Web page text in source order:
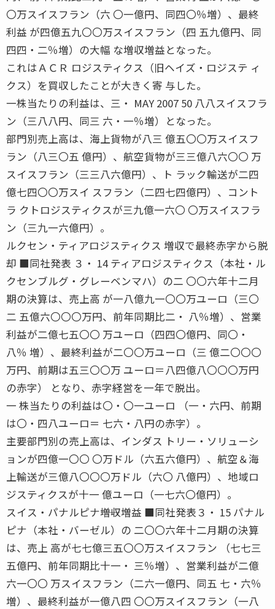
〇万スイスフラン（六 〇一億円、同四〇％増）、最終
利益 が四億五九〇〇万スイスフラン（四 五九億円、同
四四・二％増）の大幅 な増収増益となった。
これはＡＣＲ ロジスティクス（旧ヘイズ・ロジステ ィ
クス）を買収したことが大きく寄 与した。
一株当たりの利益は、三・ MAY 2007 50 八八スイスフラ
ン（三八八円、同三 六・一％増）となった。
部門別売上高は、海上貨物が八三 億五〇〇万スイスフ
ラン（八三〇五 億円）、航空貨物が三三億八六〇〇 万
スイスフラン（三三八六億円）、ト ラック輸送が二四
億七四〇〇万スイ スフラン（二四七四億円）、コント
ラ クトロジスティクスが三九億一六〇 〇万スイスフラ
ン（三九一六億円）。
ルクセン・ティアロジスティクス 増収で最終赤字から脱
却 ■同社発表 ３・ 14 ティアロジスティクス（本社・ル
クセンブルグ・グレーベンマハ）の二 〇〇六年十二月
期の決算は、売上高 が一八億九一〇〇万ユーロ（三〇
二 五億六〇〇〇万円、前年同期比二・ 八％増）、営業
利益が二億七五〇〇 万ユーロ（四四〇億円、同〇・
八％ 増）、最終利益が二〇〇万ユーロ（三 億二〇〇〇
万円、前期は五三〇〇万 ユーロ＝八四億八〇〇〇万円
の赤字） となり、赤字経営を一年で脱出。
一 株当たりの利益は〇・〇一ユーロ （一・六円、前期
は〇・四八ユーロ＝ 七六・八円の赤字）。
主要部門別の売上高は、インダス トリー・ソリューシ
ョンが四億一〇〇 〇万ドル（六五六億円）、航空＆海
上輸送が三億八〇〇〇万ドル（六〇 八億円）、地域ロ
ジスティクスが十一 億ユーロ（一七六〇億円）。
スイス・パナルピナ――増収増益 ■同社発表３・ 15 パナル
ピナ（本社・バーゼル）の 二〇〇六年十二月期の決算
は、売上 高が七七億三五〇〇万スイスフラン （七七三
五億円、前年同期比十一・ 三％増）、営業利益が二億
六一〇〇 万スイスフラン（二六一億円、同五 七・六％
増）、最終利益が一億八四 〇〇万スイスフラン（一八